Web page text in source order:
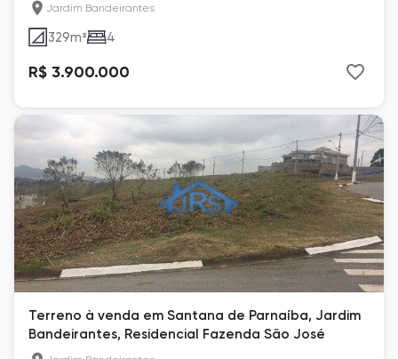
Jardim Bandeirantes
329m² 4
R$ 3.900.000
Terreno à venda em Santana de Parnaíba, Jardim
Bandeirantes, Residencial Fazenda São José